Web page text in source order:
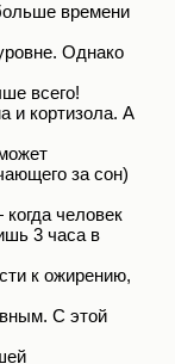
времени
Однако
всего!
и кортизола. А
за сон)
человек
3 часа в
к ожирению,
С этой